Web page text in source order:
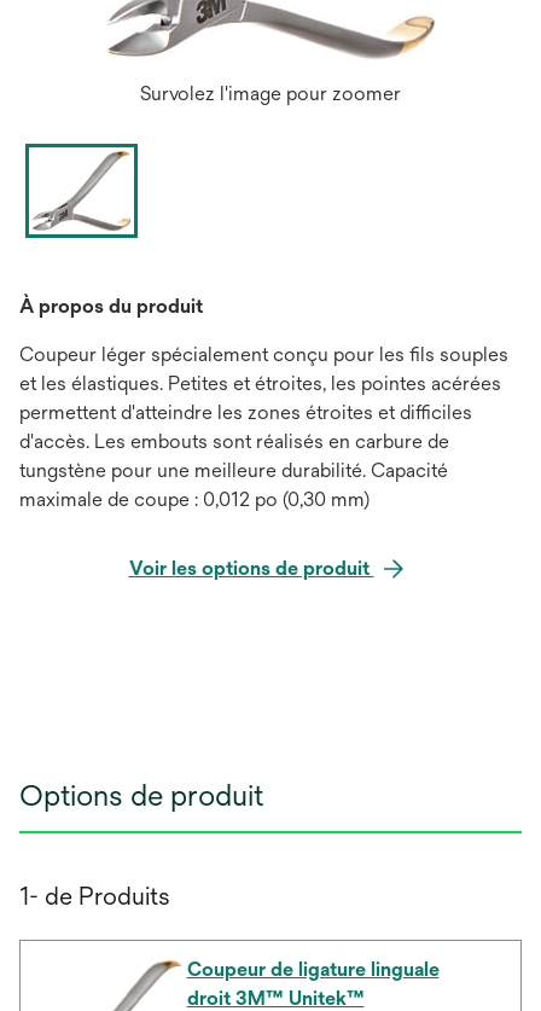
Survolez l'image pour zoomer
À propos du produit
Coupeur léger spécialement conçu pour les fils souples
et les élastiques. Petites et étroites, les pointes acérées
permettent d'atteindre les zones étroites et difficiles
d'accès. Les embouts sont réalisés en carbure de
tungstène pour une meilleure durabilité. Capacité
maximale de coupe : 0,012 po (0,30 mm)
Voir les options de produit
Options de produit
1- de Produits
Coupeur de ligature linguale
droit 3M™ Unitek™